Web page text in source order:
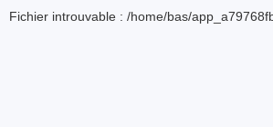
Fichier introuvable : /home/bas/